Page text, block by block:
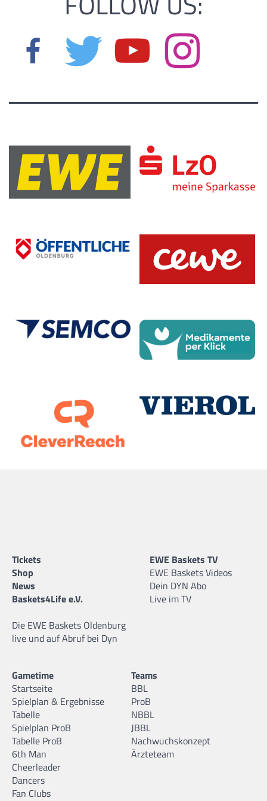
Tickets
Shop
News
Baskets4Life e.V.
Die EWE Baskets Oldenburg
live und auf Abruf bei Dyn
EWE Baskets TV
EWE Baskets Videos
Dein DYN Abo
Live im TV
Gametime
Startseite
Spielplan & Ergebnisse
Tabelle
Spielplan ProB
Tabelle ProB
6th Man
Cheerleader
Dancers
Fan Clubs
Teams
BBL
ProB
NBBL
JBBL
Nachwuchskonzept
Ärzteteam